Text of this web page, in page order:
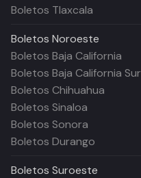
Boletos Tlaxcala
Boletos Noroeste
Boletos Baja California
Boletos Baja California Sur
Boletos Chihuahua
Boletos Sinaloa
Boletos Sonora
Boletos Durango
Boletos Suroeste